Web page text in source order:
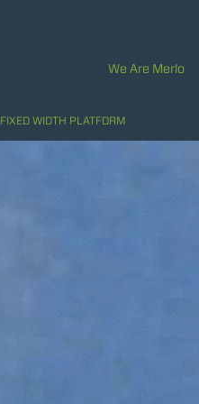
We Are Merlo
FIXED WIDTH PLATFORM